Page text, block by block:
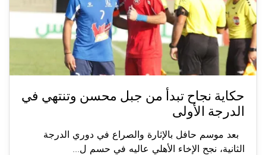
حكاية نجاح تبدأ من جبل محسن وتنتهي في
الدرجة الأولى
بعد موسم حافل بالإثارة والصراع في دوري الدرجة
الثانية، نجح الإخاء الأهلي عاليه في حسم ل...